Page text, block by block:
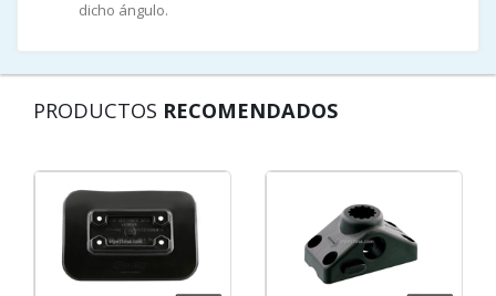
dicho ángulo.
PRODUCTOS RECOMENDADOS